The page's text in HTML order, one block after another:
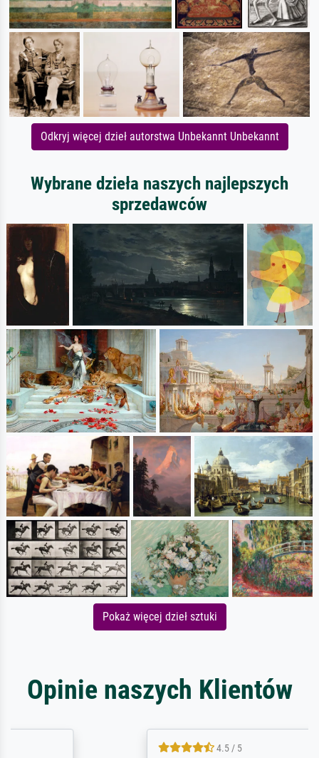
Odkryj więcej dzieł autorstwa Unbekannt Unbekannt
Wybrane dzieła naszych najlepszych
sprzedawców
Pokaż więcej dzieł sztuki
Opinie naszych Klientów